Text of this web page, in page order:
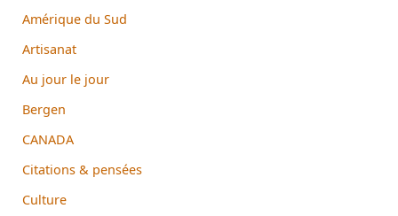
Amérique du Sud
Artisanat
Au jour le jour
Bergen
CANADA
Citations & pensées
Culture